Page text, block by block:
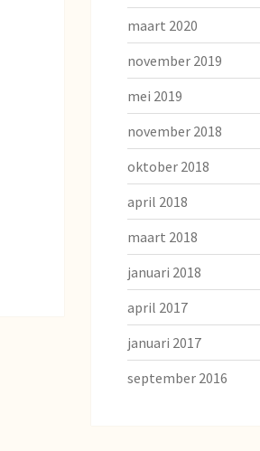
maart 2020
november 2019
mei 2019
november 2018
oktober 2018
april 2018
maart 2018
januari 2018
april 2017
januari 2017
september 2016